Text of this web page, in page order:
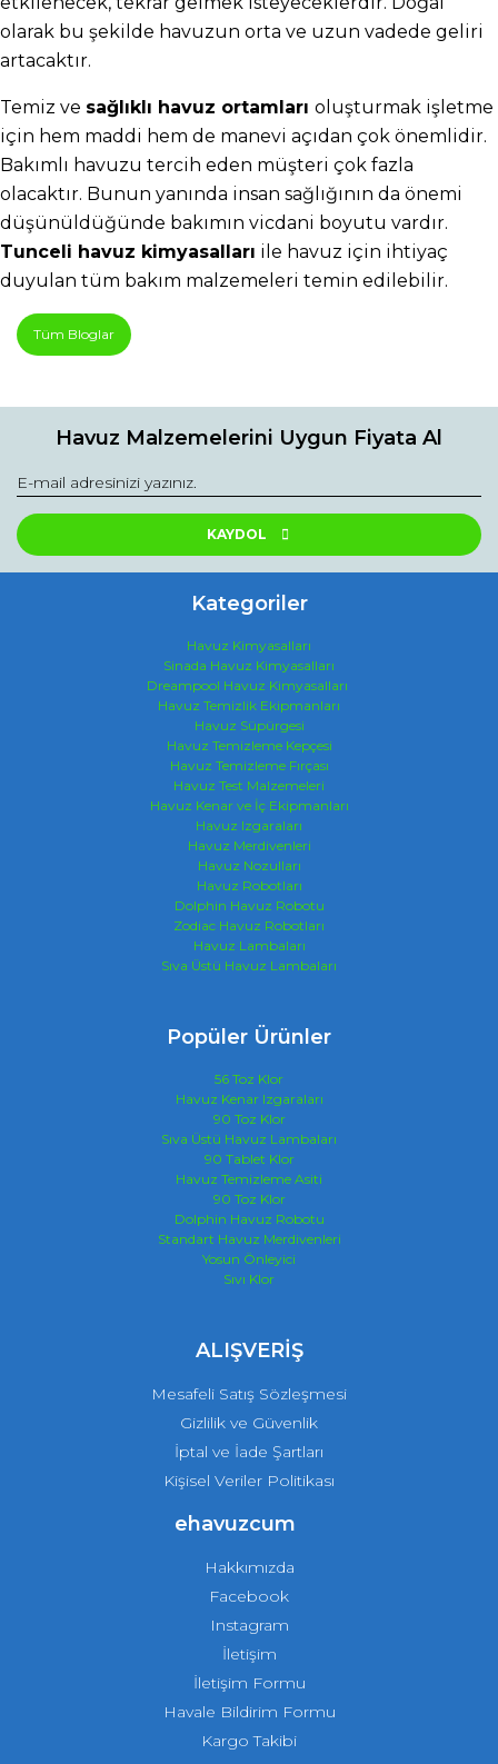
olarak bu şekilde havuzun orta ve uzun vadede geliri
artacaktır.
Temiz ve sağlıklı havuz ortamları oluşturmak işletme
için hem maddi hem de manevi açıdan çok önemlidir.
Bakımlı havuzu tercih eden müşteri çok fazla
olacaktır. Bunun yanında insan sağlığının da önemi
Tunceli havuz kimyasalları ile havuz için ihtiyaç
duyulan tüm bakım malzemeleri temin edilebilir.
Tüm Bloglar
Havuz Malzemelerini Uygun Fiyata Al
KAYDOL
Kategoriler
Havuz Kimyasalları
Sinada Havuz Kimyasalları
Dreampool Havuz Kimyasalları
Havuz Temizlik Ekipmanları
Havuz Süpürgesi
Havuz Temizleme Kepçesi
Havuz Temizleme Fırçası
Havuz Test Malzemeleri
Havuz Kenar ve İç Ekipmanları
Havuz Izgaraları
Havuz Merdivenleri
Havuz Nozulları
Havuz Robotları
Dolphin Havuz Robotu
Zodiac Havuz Robotları
Havuz Lambaları
Sıva Üstü Havuz Lambaları
Popüler Ürünler
56 Toz Klor
Havuz Kenar Izgaraları
90 Toz Klor
Sıva Üstü Havuz Lambaları
90 Tablet Klor
Havuz Temizleme Asiti
90 Toz Klor
Dolphin Havuz Robotu
Standart Havuz Merdivenleri
Yosun Önleyici
Sıvı Klor
ALIŞVERİŞ
Mesafeli Satış Sözleşmesi
Gizlilik ve Güvenlik
İptal ve İade Şartları
Kişisel Veriler Politikası
ehavuzcum
Hakkımızda
Facebook
Instagram
İletişim
İletişim Formu
Havale Bildirim Formu
Kargo Takibi